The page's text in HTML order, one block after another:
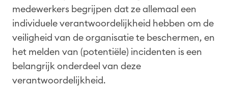
medewerkers begrijpen dat ze allemaal een
individuele verantwoordelijkheid hebben om de
veiligheid van de organisatie te beschermen, en
het melden van (potentiële) incidenten is een
belangrijk onderdeel van deze
verantwoordelijkheid.